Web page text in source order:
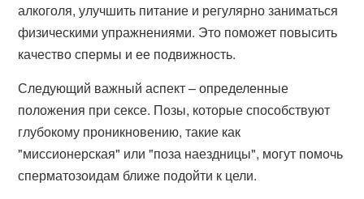
алкоголя, улучшить питание и регулярно заниматься
физическими упражнениями. Это поможет повысить
качество спермы и ее подвижность.
Следующий важный аспект – определенные
положения при сексе. Позы, которые способствуют
глубокому проникновению, такие как
"миссионерская" или "поза наездницы", могут помочь
сперматозоидам ближе подойти к цели.